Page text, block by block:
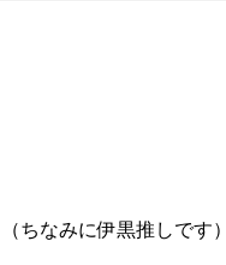
ちなみに伊黒推しです